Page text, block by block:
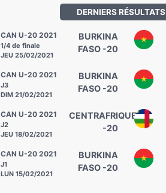
DERNIERS RÉSULTATS
CAN U-20 2021
1/4 de finale
JEU 25/02/2021
BURKINA
FASO -20
CAN U-20 2021
J3
DIM 21/02/2021
BURKINA
FASO -20
CAN U-20 2021
J2
JEU 18/02/2021
CENTRAFRIQUE
-20
CAN U-20 2021
J1
LUN 15/02/2021
BURKINA
FASO -20